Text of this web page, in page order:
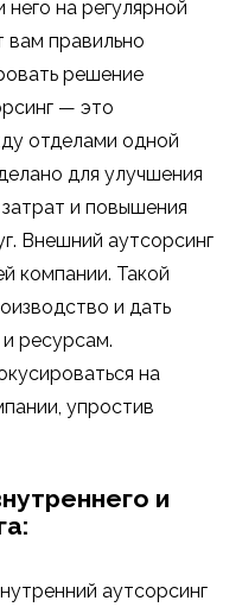
на регулярной
вам правильно
решение
— это
отделами одной
для улучшения
и повышения
Внешний аутсорсинг
компании. Такой
и дать
ресурсам.
на
упростив
и
аутсорсинг